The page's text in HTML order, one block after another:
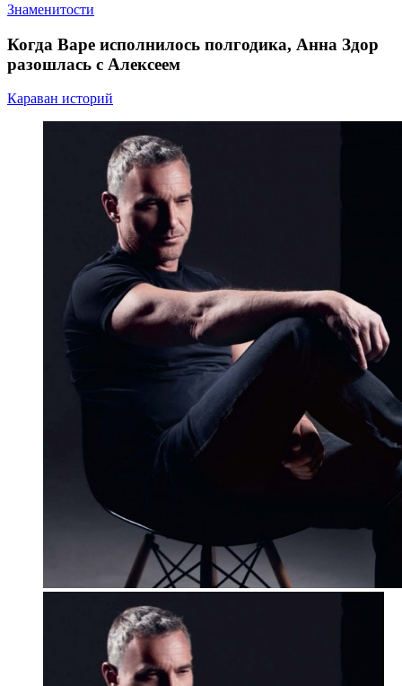
Знаменитости
Когда Варе исполнилось полгодика, Анна Здор
разошлась с Алексеем
Караван историй